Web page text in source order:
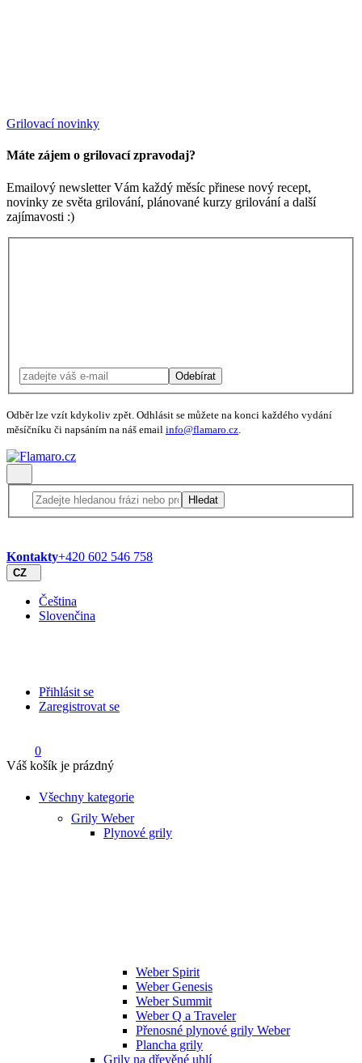
Grilovací novinky
Máte zájem o grilovací zpravodaj?
Emailový newsletter Vám každý měsíc přinese nový recept,
novinky ze světa grilování, plánované kurzy grilování a další
zajímavosti :)
Odebírat
Odběr lze vzít kdykoliv zpět. Odhlásit se můžete na konci každého vydání
měsíčníku či napsáním na náš email info@flamaro.cz.
Hledat
Kontakty+420 602 546 758
CZ
Čeština
Slovenčina
Přihlásit se
Zaregistrovat se
0
Váš košík je prázdný
Všechny kategorie
Grily Weber
Plynové grily
Weber Spirit
Weber Genesis
Weber Summit
Weber Q a Traveler
Přenosné plynové grily Weber
Plancha grily
Grily na dřevěné uhlí